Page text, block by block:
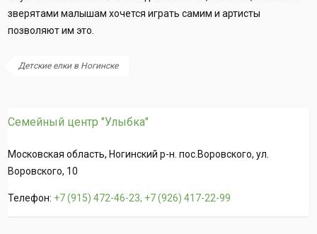
зверятами малышам хочется играть самим и артисты
позволяют им это.
Детские елки в Ногинске
Семейный центр "Улыбка"
Московская область, Ногинский р-н. пос.Воровского, ул.
Воровского, 10
Телефон: +7 (915) 472-46-23, +7 (926) 417-22-99